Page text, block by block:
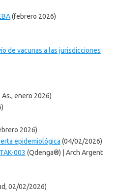
(febrero 2026)
de vacunas a las jurisdicciones
As., enero 2026)
2026)
epidemiológica (04/02/2026)
003 (Qdenga®) | Arch Argent
02/02/2026)